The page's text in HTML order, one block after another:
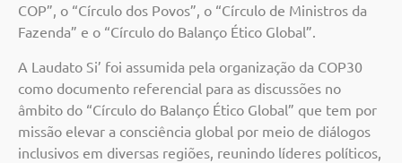
COP”, o “Círculo dos Povos”, o “Círculo de Ministros da
Fazenda” e o “Círculo do Balanço Ético Global”.
A Laudato Si’ foi assumida pela organização da COP30
como documento referencial para as discussões no
âmbito do “Círculo do Balanço Ético Global” que tem por
missão elevar a consciência global por meio de diálogos
inclusivos em diversas regiões, reunindo líderes políticos,